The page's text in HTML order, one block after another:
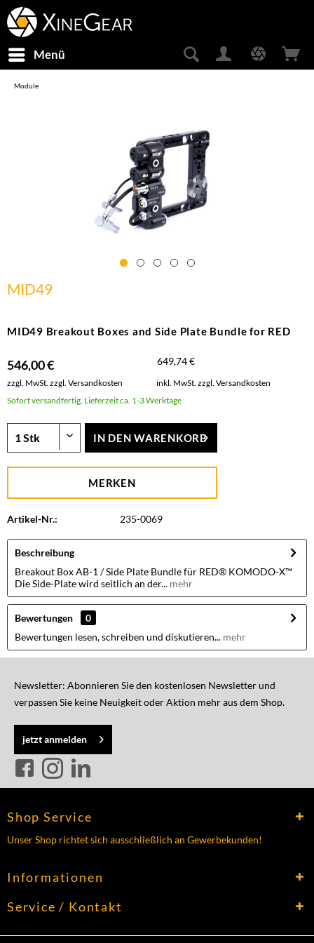
Menü
Module
MID49
MID49 Breakout Boxes and Side Plate Bundle for RED
546,00 € 649,74 €
zzgl. MwSt. zzgl. Versandkosten inkl. MwSt. zzgl. Versandkosten
Sofort versandfertig, Lieferzeit ca. 1-3 Werktage
IN DEN WARENKORB
MERKEN
Artikel-Nr.: 235-0069
Beschreibung
Breakout Box AB-1 / Side Plate Bundle für RED® KOMODO-X™
Die Side-Plate wird seitlich an der... mehr
Bewertungen
0
Bewertungen lesen, schreiben und diskutieren... mehr
Newsletter: Abonnieren Sie den kostenlosen Newsletter und
verpassen Sie keine Neuigkeit oder Aktion mehr aus dem Shop.
jetzt anmelden
Shop Service
Unser Shop richtet sich ausschließlich an Gewerbekunden!
Informationen
Service / Kontakt